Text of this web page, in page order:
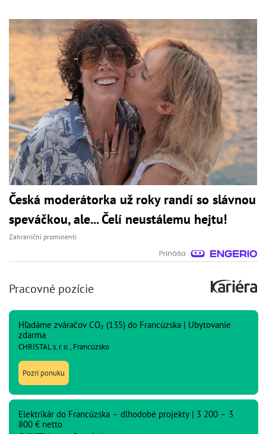
Česká moderátorka už roky randí so slávnou
speváčkou, ale... Čelí neustálemu hejtu!
Zahraniční prominenti
Pracovné pozície
Hľadáme zváračov CO₂ (135) do Francúzska | Ubytovanie
zdarma
CHRISTAL s. r. o., Francúzsko
Pozri ponuku
Elektrikár do Francúzska – dlhodobé projekty | 3 200 – 3
800 € netto